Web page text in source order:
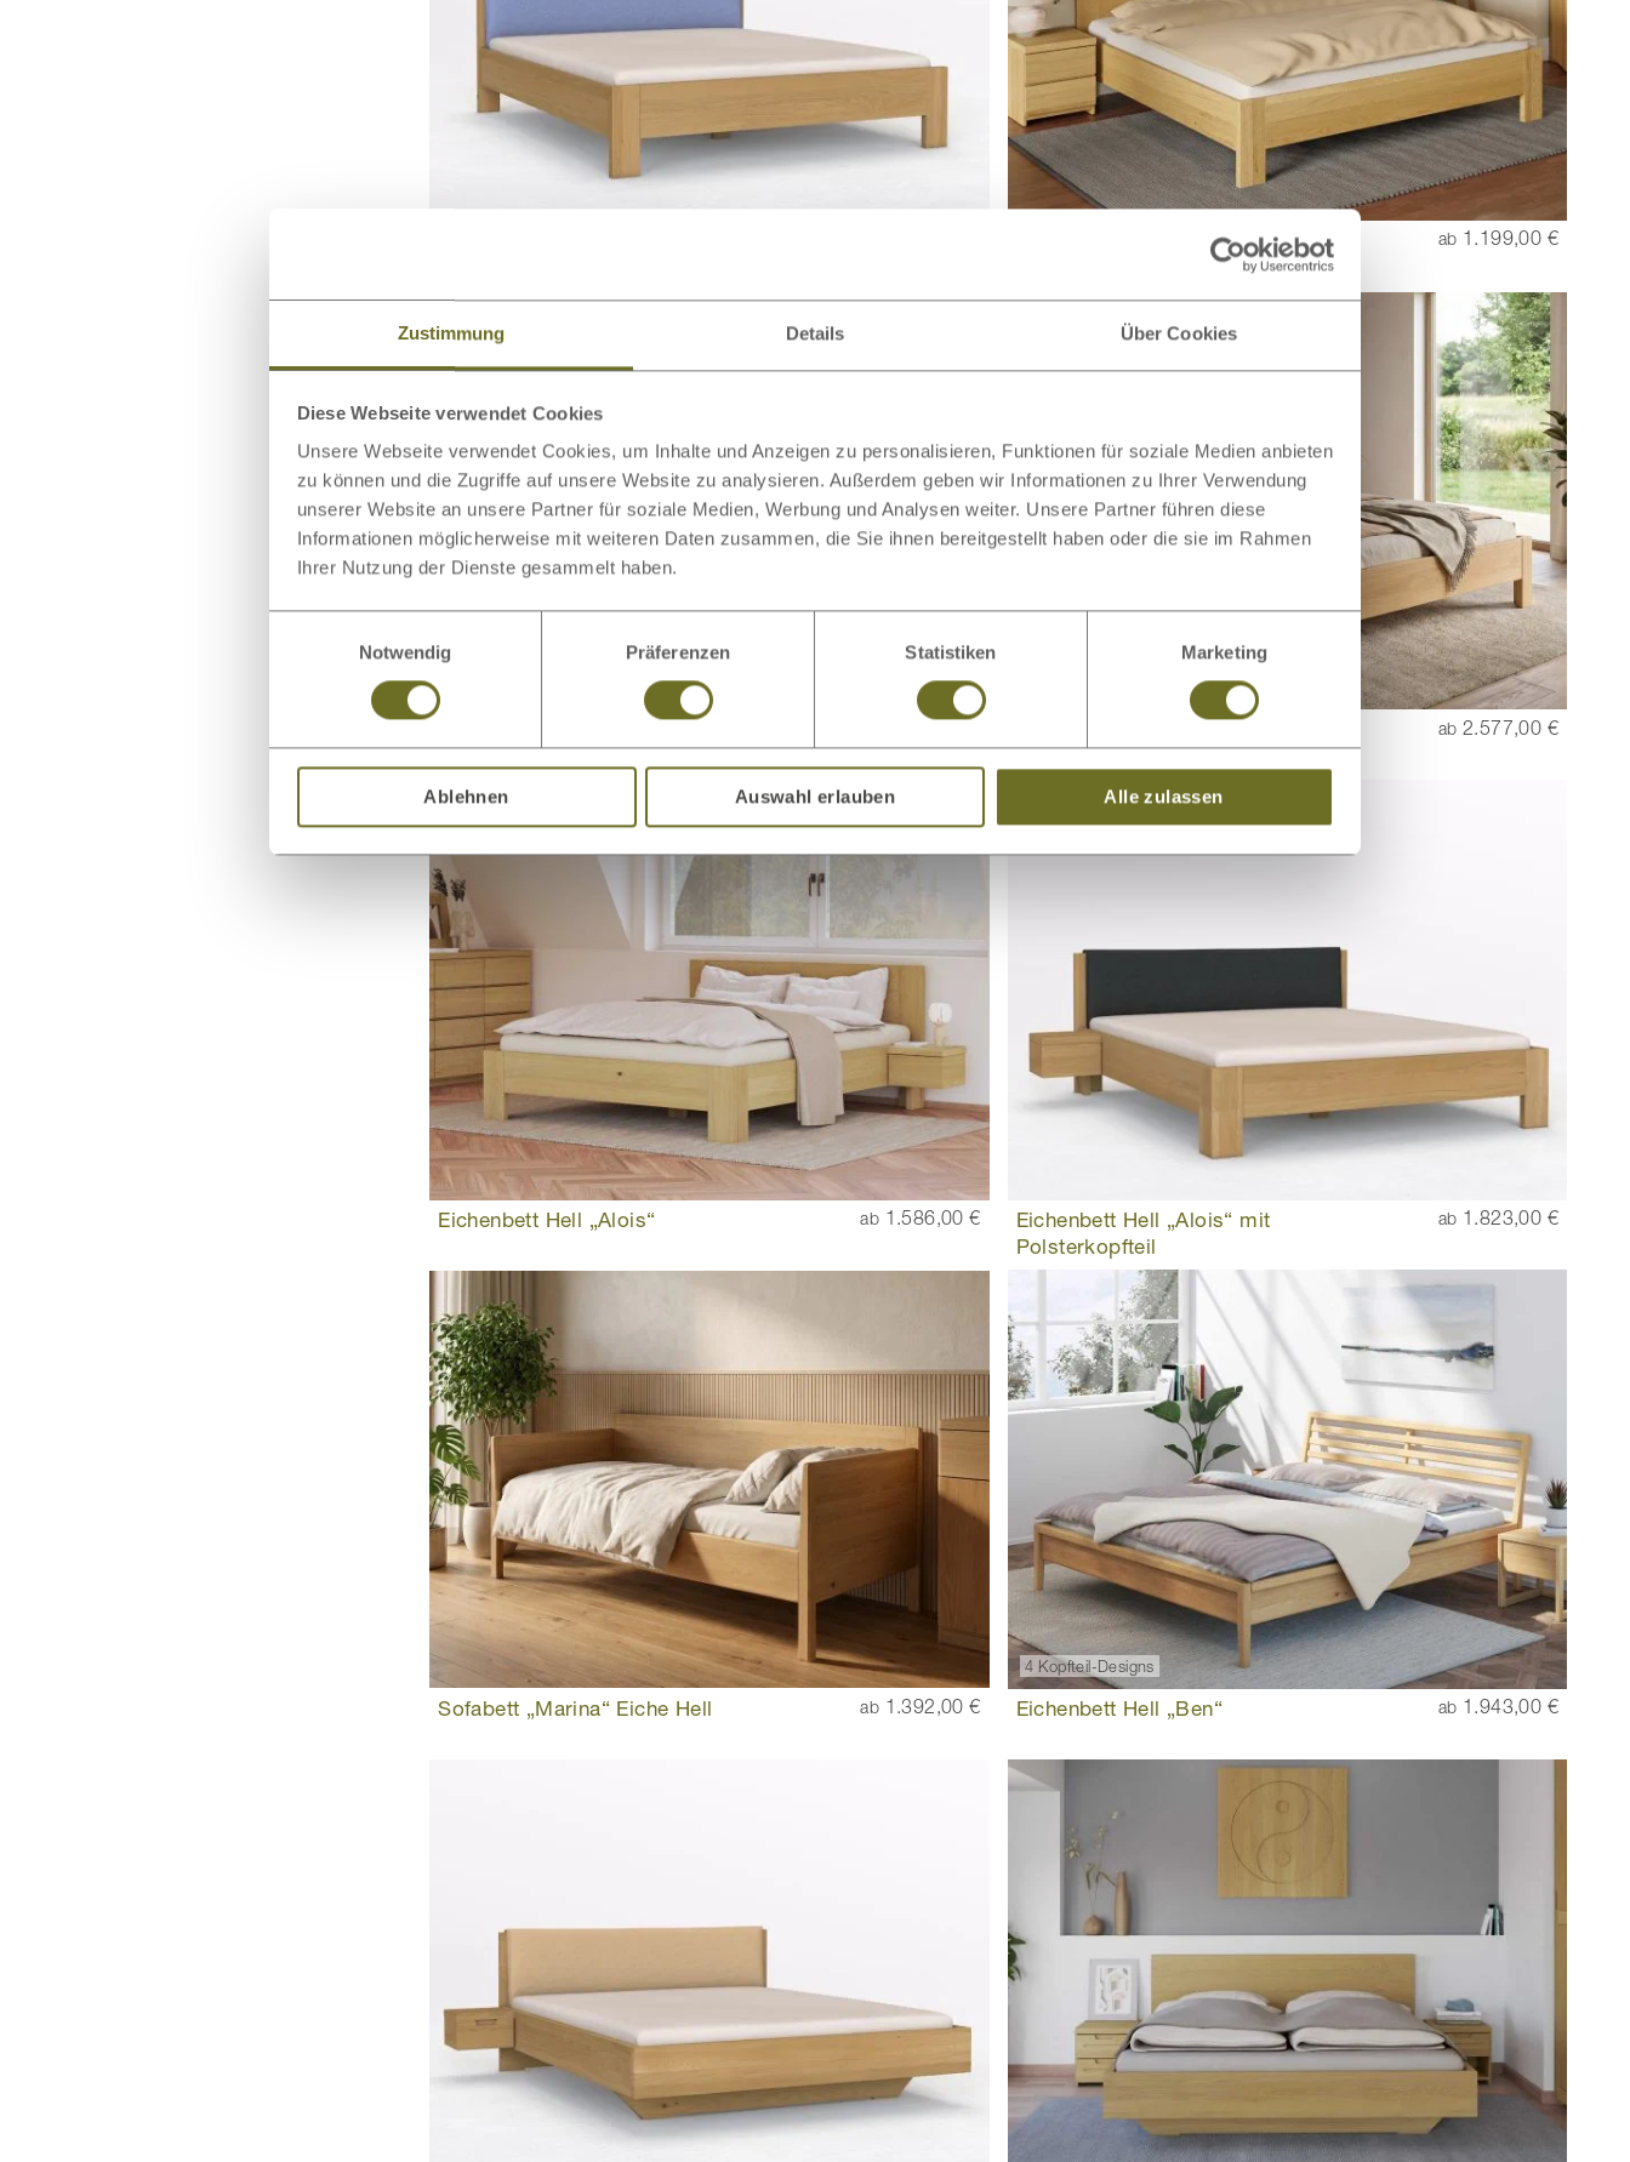
Zustimmung Details Über Cookies
Diese Webseite verwendet Cookies
Unsere Webseite verwendet Cookies, um Inhalte und Anzeigen zu personalisieren, Funktionen für soziale Medien anbieten
zu können und die Zugriffe auf unsere Website zu analysieren. Außerdem geben wir Informationen zu Ihrer Verwendung
unserer Website an unsere Partner für soziale Medien, Werbung und Analysen weiter. Unsere Partner führen diese
Informationen möglicherweise mit weiteren Daten zusammen, die Sie ihnen bereitgestellt haben oder die sie im Rahmen
Ihrer Nutzung der Dienste gesammelt haben.
Notwendig
Präferenzen Statistiken Marketing
Ablehnen Auswahl erlauben Alle zulassen
Bett „Bianca“ aus Eiche Hell ab 1.199,00 €
2.875,00 € ab 2.577,00 €
Eichenbett Hell „Alois“ ab 1.586,00 €
Eichenbett Hell „Alois“ mit
Polsterkopfteil
ab 1.823,00 €
Sofabett „Marina“ Eiche Hell ab 1.392,00 €
4 Kopfteil-Designs
Eichenbett Hell „Ben“ ab 1.943,00 €